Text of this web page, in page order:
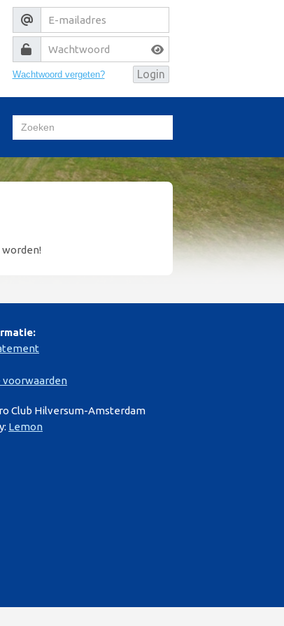
Wachtwoord vergeten?
voorwaarden
Club Hilversum-Amsterdam
Lemon